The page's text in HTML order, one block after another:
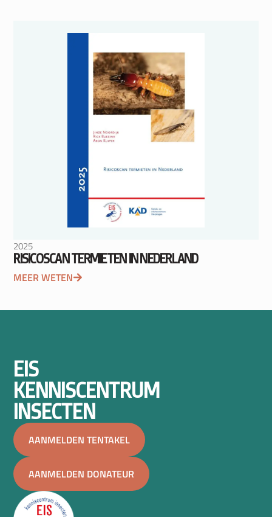
2025
RISICOSCAN TERMIETEN IN NEDERLAND
MEER WETEN
EIS
KENNISCENTRUM
INSECTEN
AANMELDEN TENTAKEL
AANMELDEN DONATEUR